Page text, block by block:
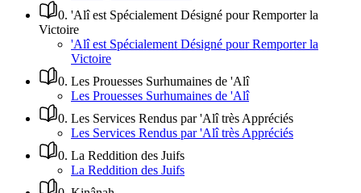
0. 'Alî est Spécialement Désigné pour Remporter la
Victoire
'Alî est Spécialement Désigné pour Remporter la
Victoire
0. Les Prouesses Surhumaines de 'Alî
Les Prouesses Surhumaines de 'Alî
0. Les Services Rendus par 'Alî très Appréciés
Les Services Rendus par 'Alî très Appréciés
0. La Reddition des Juifs
La Reddition des Juifs